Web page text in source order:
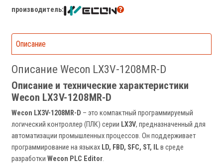
производитель:
Описание
Описание Wecon LX3V-1208MR-D
Описание и технические характеристики
Wecon LX3V-1208MR-D
Wecon LX3V-1208MR-D – это компактный программируемый
логический контроллер (ПЛК) серии LX3V, предназначенный для
автоматизации промышленных процессов. Он поддерживает
программирование на языках LD, FBD, SFC, ST, ILв среде
разработки Wecon PLC Editor.